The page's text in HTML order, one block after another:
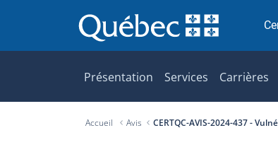
a
Présentation Services Carrières
Accueil Avis CERTQC-AVIS-2024-437 -